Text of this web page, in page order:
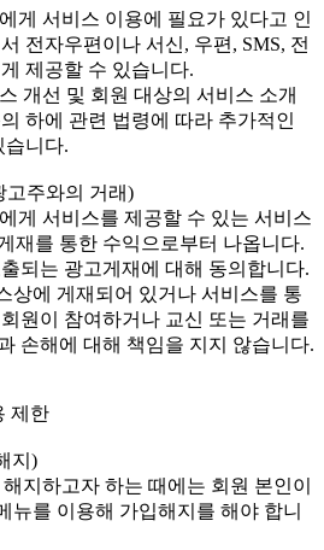
게 서비스 이용에 필요가 있다고 인
전자우편이나 서신, 우편, SMS, 전
제공할 수 있습니다.
개선 및 회원 대상의 서비스 소개
하에 관련 법령에 따라 추가적인
습니다.
고주와의 거래)
게 서비스를 제공할 수 있는 서비스
재를 통한 수익으로부터 나옵니다.
되는 광고게재에 대해 동의합니다.
에 게재되어 있거나 서비스를 통
원이 참여하거나 교신 또는 거래를
손해에 대해 책임을 지지 않습니다.
제한
지)
지하고자 하는 때에는 회원 본인이
뉴를 이용해 가입해지를 해야 합니